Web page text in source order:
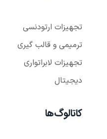
تجهیزات ارتودنسی
ترمیمی و قالب گیری
تجهیزات لابراتواری
دیجیتال
کاتالوگ‌ها